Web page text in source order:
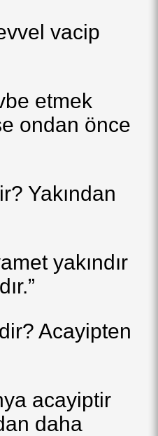
vacip
etmek
ondan önce
Yakından
yakındır
Acayipten
acayiptir
daha